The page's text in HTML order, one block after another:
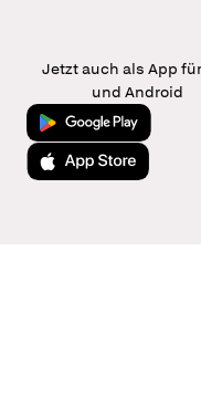
Jetzt auch als App
und Android
Jetzt bei Google Play
Laden im App Store